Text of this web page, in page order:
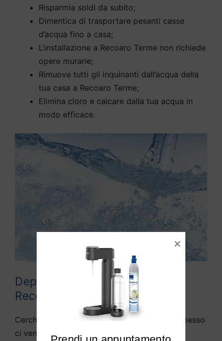
Risparmia soldi da subito;
Dimentica di trasportare pesanti casse
d’acqua fino a casa;
L’installazione a Recoaro Terme non richiede
opere murarie;
Rimuove tutti gli inquinanti dall’acqua della
tua casa a Recoaro Terme;
Elimina cloro e calcare dalla tua acqua in
modo efficace.
Depuratori acqua domestici
Recoaro Terme
Cerchiamo di rispondere alle domande che spesso
ci vengono fatte da diversi utenti di Recoaro